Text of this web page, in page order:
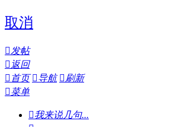
取消
发帖
 返回
 首页 导航 刷新
菜单
我来说几句...